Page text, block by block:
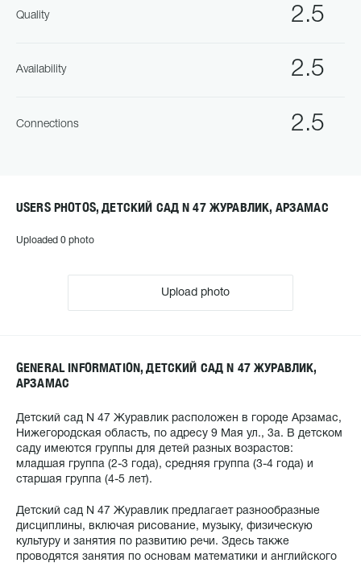
2.5
Quality
2.5
Availability
2.5
Connections
USERS PHOTOS, ДЕТСКИЙ САД N 47 ЖУРАВЛИК, АРЗАМАС
Uploaded 0 photo
Upload photo
GENERAL INFORMATION, ДЕТСКИЙ САД N 47 ЖУРАВЛИК,
АРЗАМАС
Детский сад N 47 Журавлик расположен в городе Арзамас,
Нижегородская область, по адресу 9 Мая ул., 3а. В детском
саду имеются группы для детей разных возрастов:
младшая группа (2-3 года), средняя группа (3-4 года) и
старшая группа (4-5 лет).
Детский сад N 47 Журавлик предлагает разнообразные
дисциплины, включая рисование, музыку, физическую
культуру и занятия по развитию речи. Здесь также
проводятся занятия по основам математики и английского